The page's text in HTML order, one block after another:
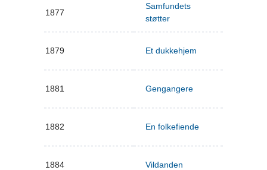
1877
Samfundets
støtter
1879 Et dukkehjem
1881 Gengangere
1882 En folkefiende
1884 Vildanden